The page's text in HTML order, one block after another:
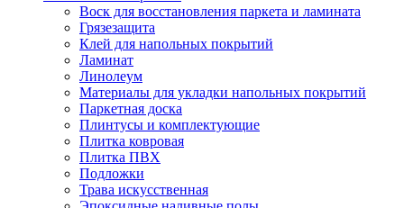
Воск для восстановления паркета и ламината
Грязезащита
Клей для напольных покрытий
Ламинат
Линолеум
Материалы для укладки напольных покрытий
Паркетная доска
Плинтусы и комплектующие
Плитка ковровая
Плитка ПВХ
Подложки
Трава искусственная